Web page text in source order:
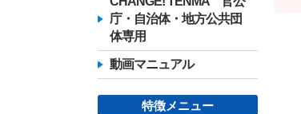
庁・自治体・地方公共団
体専用
動画マニュアル
特徴メニュー